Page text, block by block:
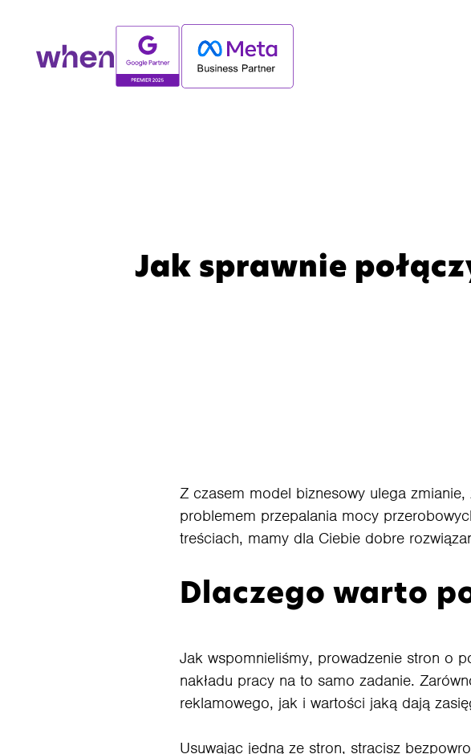
Jak sprawnie
Z czasem model biznesowy ulega
problemem przepalania mocy
treściach, mamy dla Ciebie dobre
Dlaczego warto
Jak wspomnieliśmy, prowadzenie stron o
nakładu pracy na to samo zadanie.
reklamowego, jak i wartości jaką dają
Usuwając jedną ze stron, stracisz